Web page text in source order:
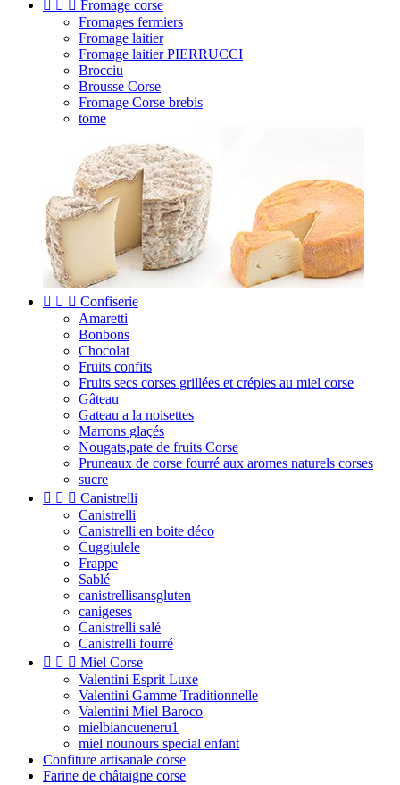
Fromage corse
Fromages fermiers
Fromage laitier
Fromage laitier PIERRUCCI
Brocciu
Brousse Corse
Fromage Corse brebis
tome
   Confiserie
Amaretti
Bonbons
Chocolat
Fruits confits
Fruits secs corses grillées et crépies au miel corse
Gâteau
Gateau a la noisettes
Marrons glaçés
Nougats,pate de fruits Corse
Pruneaux de corse fourré aux aromes naturels corses
sucre
   Canistrelli
Canistrelli
Canistrelli en boite déco
Cuggiulele
Frappe
Sablé
canistrellisansgluten
canigeses
Canistrelli salé
Canistrelli fourré
   Miel Corse
Valentini Esprit Luxe
Valentini Gamme Traditionnelle
Valentini Miel Baroco
mielbiancueneru1
miel nounours special enfant
Confiture artisanale corse
Farine de châtaigne corse